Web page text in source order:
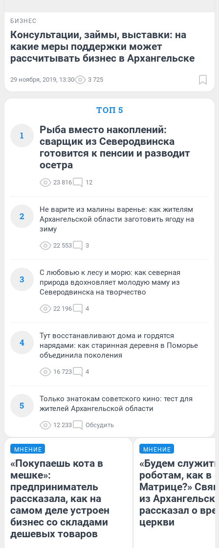
БИЗНЕС
Консультации, займы, выставки: на
какие меры поддержки может
рассчитывать бизнес в Архангельске
29 ноября, 2019, 13:30 3 725
ТОП 5
1
Рыба вместо накоплений:
сварщик из Северодвинска
готовится к пенсии и разводит
осетра
23 816 12
2
Не варите из малины варенье: как жителям
Архангельской области заготовить ягоду на
зиму
22 553 3
3
С любовью к лесу и морю: как северная
природа вдохновляет молодую маму из
Северодвинска на творчество
22 196 4
4
Тут восстанавливают дома и гордятся
нарядами: как старинная деревня в Поморье
объединила поколения
16 723 4
5
Только знатокам советского кино: тест для
жителей Архангельской области
12 233 Обсудить
МНЕНИЕ
«Покупаешь кота в
мешке»:
предприниматель
рассказала, как на
самом деле устроен
бизнес со складами
дешевых товаров
МНЕНИЕ
«Будем
роботам, как в
Матрице?»
из
рассказал о
церкви